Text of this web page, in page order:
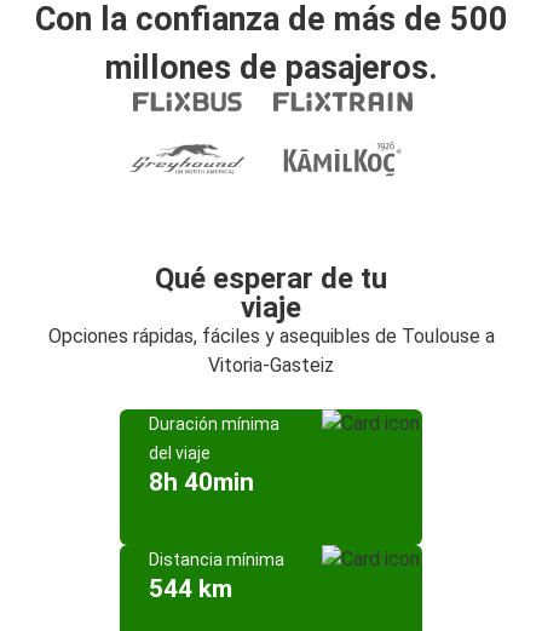
Con la confianza de más de 500
millones de pasajeros.
Qué esperar de tu
viaje
Opciones rápidas, fáciles y asequibles de Toulouse a
Vitoria-Gasteiz
Duración mínima
del viaje
8h 40min
Distancia mínima
544 km